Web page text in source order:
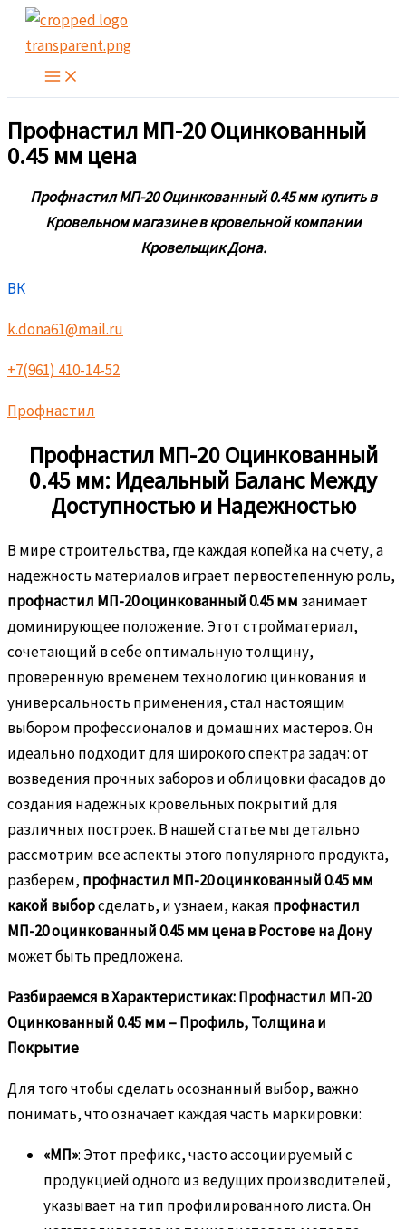
Перейти
содержимому
Профнастил МП-20 Оцинкованный
0.45 мм цена
Профнастил МП-20 Оцинкованный 0.45 мм купить в
Кровельном магазине в кровельной компании
Кровельщик Дона.
ВК
k.dona61@mail.ru
+7(961) 410-14-52
Профнастил
Профнастил МП-20 Оцинкованный
0.45 мм: Идеальный Баланс Между
Доступностью и Надежностью
В мире строительства, где каждая копейка на счету, а
надежность материалов играет первостепенную роль,
профнастил МП-20 оцинкованный 0.45 мм занимает
доминирующее положение. Этот стройматериал,
сочетающий в себе оптимальную толщину,
проверенную временем технологию цинкования и
универсальность применения, стал настоящим
выбором профессионалов и домашних мастеров. Он
идеально подходит для широкого спектра задач: от
возведения прочных заборов и облицовки фасадов до
создания надежных кровельных покрытий для
различных построек. В нашей статье мы детально
рассмотрим все аспекты этого популярного продукта,
разберем, профнастил МП-20 оцинкованный 0.45 мм
какой выборсделать, и узнаем, какая профнастил
МП-20 оцинкованный 0.45 мм цена в Ростове на Дону
может быть предложена.
Разбираемся в Характеристиках: Профнастил МП-20
Оцинкованный 0.45 мм – Профиль, Толщина и
Покрытие
Для того чтобы сделать осознанный выбор, важно
понимать, что означает каждая часть маркировки:
«МП»: Этот префикс, часто ассоциируемый с
продукцией одного из ведущих производителей,
указывает на тип профилированного листа. Он